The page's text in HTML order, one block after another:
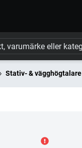
Stativ- & vägghögtalare